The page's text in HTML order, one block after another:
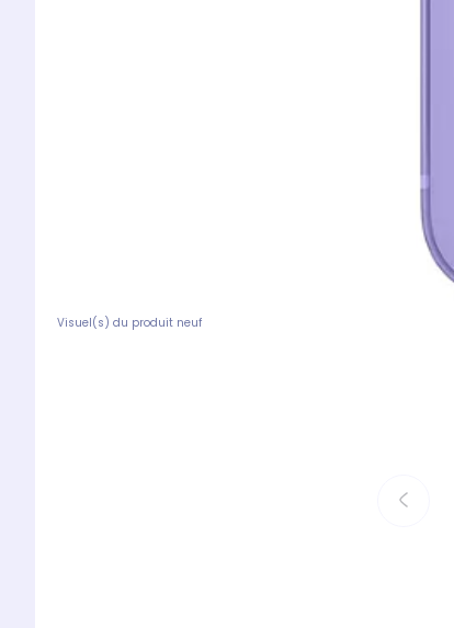
Visuel(s) du produit neuf